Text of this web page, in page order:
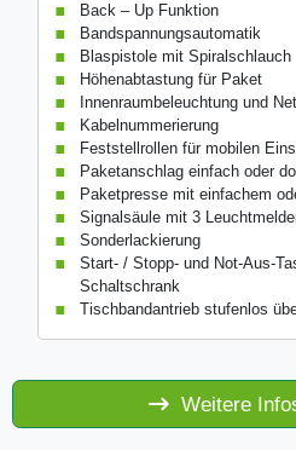
Back – Up Funktion
Bandspannungsautomatik
Blaspistole mit Spiralschlauch
Höhenabtastung für Paket
Innenraumbeleuchtung und
Kabelnummerierung
Feststellrollen für mobilen
Paketanschlag einfach oder
Paketpresse mit einfachem
Signalsäule mit 3
Sonderlackierung
Start- / Stopp- und Not-Aus-
Schaltschrank
Tischbandantrieb stufenlos
Weitere